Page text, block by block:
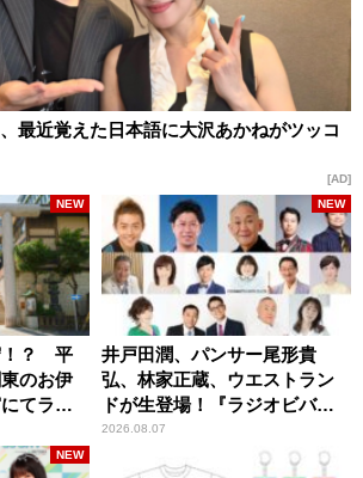
最近覚えた日本語に大沢あかねがツッコ
AD
！？ 平
のお伊
てラン
NEW
井戸田潤、パンサー尾形貴
弘、林家正蔵、ウエストラン
ドが生登場！『ラジオビバリ
ー昼ズ』
2026.08.07
NEW
NEW